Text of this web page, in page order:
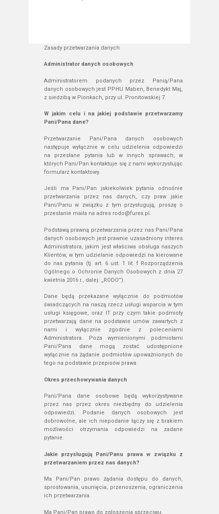
Zasady przetwarzania danych
Administrator danych osobowych
Administratorem podanych przez Panią/Pana
danych osobowych jest PPHU Maben, Benedykt Maj,
z siedzibą w Pionkach, przy ul. Pronitowskiej 7.
W jakim celu i na jakiej podstawie przetwarzamy
Pani/Pana dane?
Przetwarzanie Pani/Pana danych osobowych
następuje wyłącznie w celu udzielenia odpowiedzi
na przesłane pytania lub w innych sprawach, w
których Pani/Pan kontaktuje się z nami wykorzystując
formularz kontaktowy.
Jeśli ma Pani/Pan jakiekolwiek pytania odnośnie
przetwarzania przez nas danych, czy praw jakie
Pani/Panu w związku z tym przysługują, proszę o
przesłanie maila na adres rodo@furex.pl.
Podstawą prawną przetwarzania przez nas Pani/Pana
danych osobowych jest prawnie uzasadniony interes
Administratora, jakim jest właściwa obsługa naszych
Klientów, w tym udzielanie odpowiedzi na kierowane
do nas pytania (tj. art. 6 ust. 1 lit. f Rozporządzenia
Ogólnego o Ochronie Danych Osobowych z dnia 27
kwietnia 2016 r., dalej: „RODO”).
Dane będą przekazane wyłącznie do podmiotów
świadczących na naszą rzecz usługi wsparcia w tym
usługi księgowe, oraz IT przy czym takie podmioty
przetwarzają dane na podstawie umów zawartych z
nami i wyłącznie zgodnie z poleceniami
Administratora. Poza wymienionymi podmiotami
Pani/Pana dane mogą zostać udostępnione
wyłącznie na żądanie podmiotów upoważnionych do
tego na podstawie przepisów prawa
Okres przechowywania danych
Pani/Pana dane osobowe będą wykorzystywane
przez nas przez okres niezbędny do udzielenia
odpowiedzi. Podanie danych osobowych jest
dobrowolne, ale ich niepodanie łączy się z brakiem
możliwości otrzymania odpowiedzi na zadane
pytanie.
Jakie przysługują Pani/Panu prawa w związku z
przetwarzaniem przez nas danych?
Ma Pani/Pan prawo żądania dostępu do danych,
sprostowania, usunięcia, przenoszenia, ograniczenia
ich przetwarzania.
Ma Pani/Pan prawo do zgłoszenia sprzeciwu.